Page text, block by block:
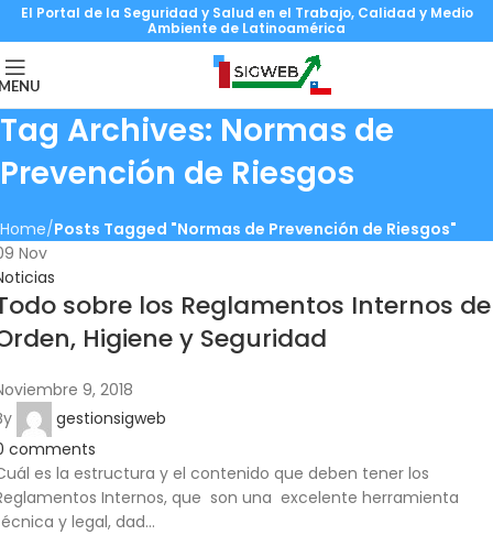
El Portal de la Seguridad y Salud en el Trabajo, Calidad y Medio
Ambiente de Latinoamérica
Tag Archives: Normas de
Prevención de Riesgos
Home Posts Tagged "Normas de Prevención de Riesgos"
Nov
sobre los Reglamentos Internos de
Higiene y Seguridad
9, 2018
gestionsigweb
comments
es la estructura y el contenido que deben tener los
Internos, que son una excelente herramienta
y legal, dad...